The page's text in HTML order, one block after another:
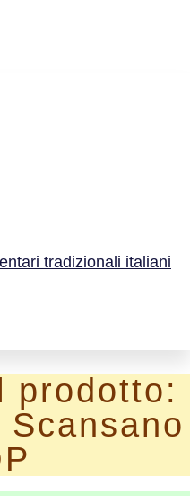
tradizionali italiani
prodotto: